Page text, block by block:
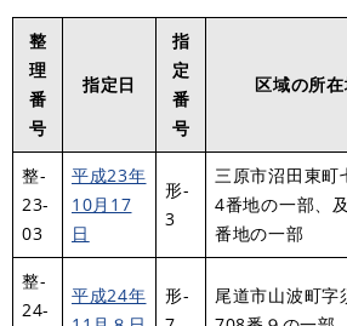
整
理
番
号
指定日
指
定
番
号
区域の所
整-
23-
03
平成23年
10月17
日
形-
3
三原市沼田東町
4番地の一部、
番地の一部
整-
24-
平成24年
形-
尾道市山波町字